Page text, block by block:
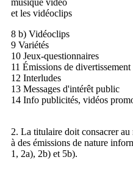
et les vidéoclips
8 b) Vidéoclips
9 Variétés
10 Jeux-questionnaires
11 Émissions de
12 Interludes
13 Messages d'intérêt public
14 Info publicités, vidéos
2. La titulaire doit consacrer
à des émissions de nature
1, 2a), 2b) et 5b).